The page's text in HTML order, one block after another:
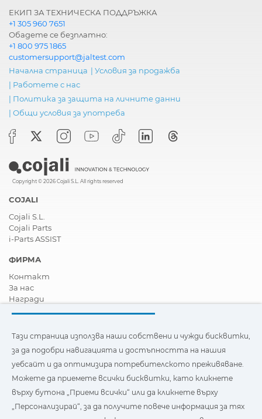
ЕКИП ЗА ТЕХНИЧЕСКА ПОДДРЪЖКА
+1 305 960 7651
Обадете се безплатно:
+1 800 975 1865
customersupport@jaltest.com
Начална страница | Условия за продажба
| Работете с нас
| Политика за защита на личните данни
| Общи условия за употреба
Copyright © 2026 Cojali S.L. All rights reserved
COJALI
Cojali S.L.
Cojali Parts
i-Parts ASSIST
ФИРМА
Контакт
За нас
Награди
Станете дистрибутор
Новини
Видеа
FAQ - Често задавани въпроси
Тази страница използва наши собствени и бисквитки на
трети страни, за да подобри навигацията и
достъпността на нашия уебсайт и да оптимизира
Тази страница използва наши собствени и чужди бисквитки,
за да подобри навигацията и достъпността на нашия
уебсайт и да оптимизира потребителското преживяване.
Можете да приемете всички бисквитки, като кликнете
върху бутона „Приеми всички“ или да кликнете върху
„Персонализирай“, за да получите повече информация за тях